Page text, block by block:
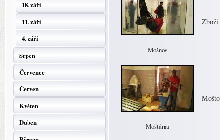
18. září
11. září
4. září
Srpen
Červenec
Červen
Květen
Duben
Zboží
Mošnov
Moštárna